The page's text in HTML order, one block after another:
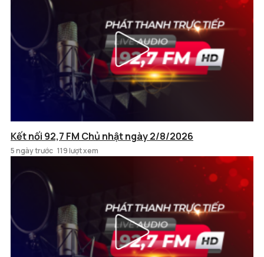
Kết nối 92,7 FM Chủ nhật ngày 2/8/2026
5 ngày trước 119 lượt xem